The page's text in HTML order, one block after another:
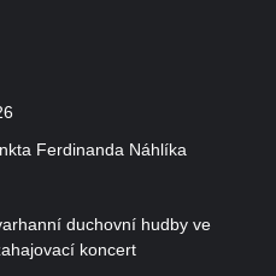
Ferdinanda Náhlíka
duchovní hudby ve
koncert